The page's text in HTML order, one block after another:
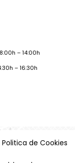
– 14:00h
– 16:30h
Politica de Cookies